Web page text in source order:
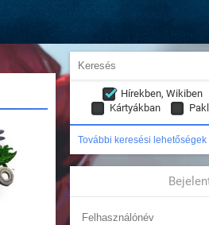
Hírekben, Wikiben
Kártyákban
További keresési lehetőségek